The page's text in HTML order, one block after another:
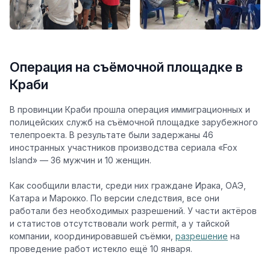
Операция на съёмочной площадке в
Краби
В провинции Краби прошла операция иммиграционных и
полицейских служб на съёмочной площадке зарубежного
телепроекта. В результате были задержаны 46
иностранных участников производства сериала «Fox
Island» — 36 мужчин и 10 женщин.
Как сообщили власти, среди них граждане Ирака, ОАЭ,
Катара и Марокко. По версии следствия, все они
работали без необходимых разрешений. У части актёров
и статистов отсутствовали work permit, а у тайской
компании, координировавшей съёмки, разрешение на
проведение работ истекло ещё 10 января.